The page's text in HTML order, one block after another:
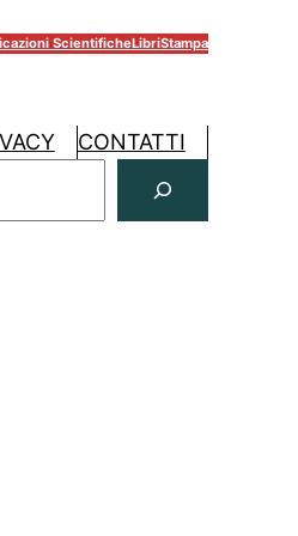
ScientificheLibriStampa
CONTATTI